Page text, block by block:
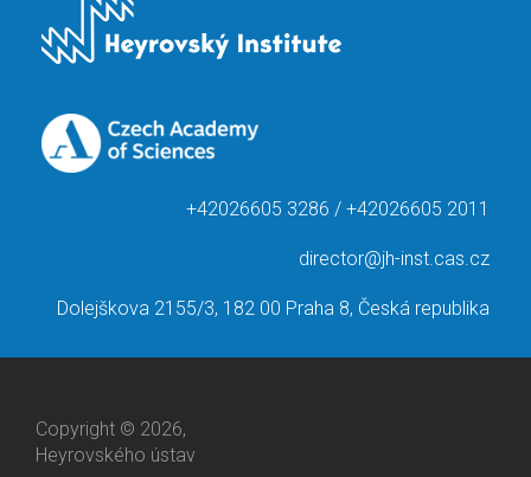
+42026605 3286 / +42026605 2011
director@jh-inst.cas.cz
Dolejškova 2155/3, 182 00 Praha 8, Česká republika
Copyright © 2026,
Heyrovského ústav